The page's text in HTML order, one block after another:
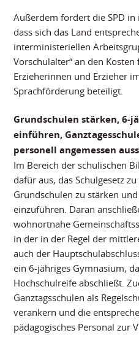
Außerdem fordert die SPD
dass sich das Land
interministeriellen
Vorschulalter“ an den
Erzieherinnen und Erzieher
Sprachförderung beteiligt.
Grundschulen stärken, 6-
einführen,
personell angemessen
Im Bereich der schulischen
dafür aus, das Schulgesetz
Grundschulen zu stärken
einzuführen. Daran
wohnortnahe
in der in der Regel der
auch der
ein 6-jähriges Gymnasium,
Hochschulreife abschließt.
Ganztagsschulen als
verankern und die
pädagogisches Personal zur